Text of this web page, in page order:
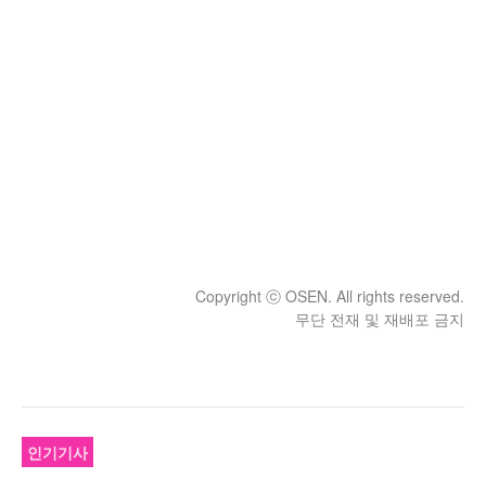
Copyright ⓒ OSEN. All rights reserved.
무단 전재 및 재배포 금지
인기기사